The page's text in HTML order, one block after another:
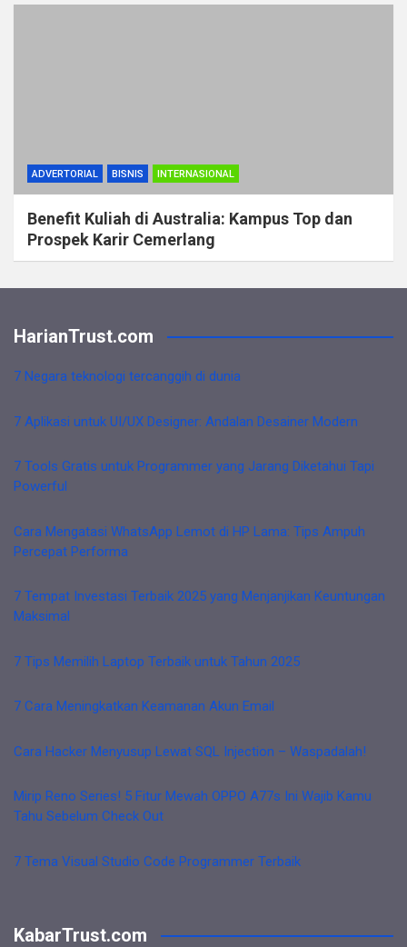
ADVERTORIAL BISNIS INTERNASIONAL
Benefit Kuliah di Australia: Kampus Top dan
Prospek Karir Cemerlang
HarianTrust.com
7 Negara teknologi tercanggih di dunia
7 Aplikasi untuk UI/UX Designer: Andalan Desainer Modern
7 Tools Gratis untuk Programmer yang Jarang Diketahui Tapi
Powerful
Cara Mengatasi WhatsApp Lemot di HP Lama: Tips Ampuh
Percepat Performa
7 Tempat Investasi Terbaik 2025 yang Menjanjikan Keuntungan
Maksimal
7 Tips Memilih Laptop Terbaik untuk Tahun 2025
7 Cara Meningkatkan Keamanan Akun Email
Cara Hacker Menyusup Lewat SQL Injection – Waspadalah!
Mirip Reno Series! 5 Fitur Mewah OPPO A77s Ini Wajib Kamu
Tahu Sebelum Check Out
7 Tema Visual Studio Code Programmer Terbaik
KabarTrust.com